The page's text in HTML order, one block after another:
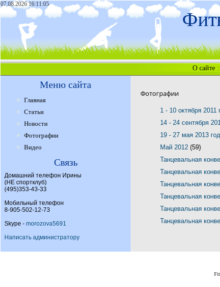
07.08.2026 16:11:05
О сайте
Меню сайта
Главная
Статьи
Новости
Фотографии
Видео
Связь
Домашний телефон Ирины
(НЕ спортклуб)
(495)353-43-33
Мобильный телефон
8-905-502-12-73
Skype - morozova5691
Написать администратору
Фотографии
1 - 10 октября 2011
14 - 24 сентября
19 - 27 мая 2013
Май 2012 (59)
Танцевальная
Танцевальная
Танцевальная
Танцевальная
Танцевальная
Танцевальная